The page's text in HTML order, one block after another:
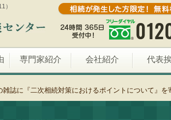
）
専門家紹介 会社紹介 代表
雑誌に『二次相続対策におけるポイントについて』を